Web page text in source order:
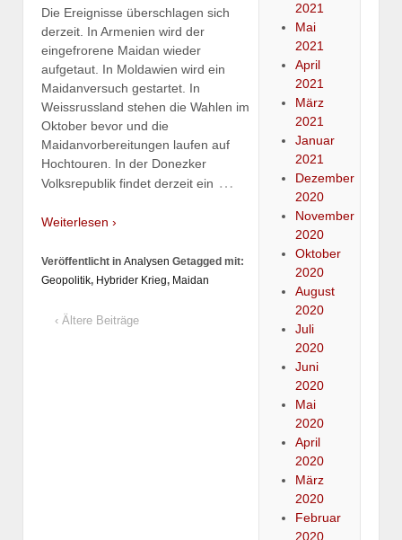
Die Ereignisse überschlagen sich
derzeit. In Armenien wird der
eingefrorene Maidan wieder
aufgetaut. In Moldawien wird ein
Maidanversuch gestartet. In
Weissrussland stehen die Wahlen im
Oktober bevor und die
Maidanvorbereitungen laufen auf
Hochtouren. In der Donezker
Volksrepublik findet derzeit ein …
Weiterlesen ›
Veröffentlicht in Analysen Getagged mit:
Geopolitik, Hybrider Krieg, Maidan
‹ Ältere Beiträge
2021
Mai
2021
April
2021
März
2021
Januar
2021
Dezember
2020
November
2020
Oktober
2020
August
2020
Juli
2020
Juni
2020
Mai
2020
April
2020
März
2020
Februar
2020